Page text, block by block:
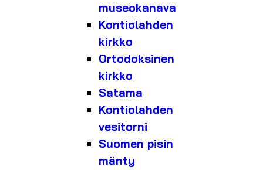
museokanava
Kontiolahden
kirkko
Ortodoksinen
kirkko
Satama
Kontiolahden
vesitorni
Suomen pisin
mänty